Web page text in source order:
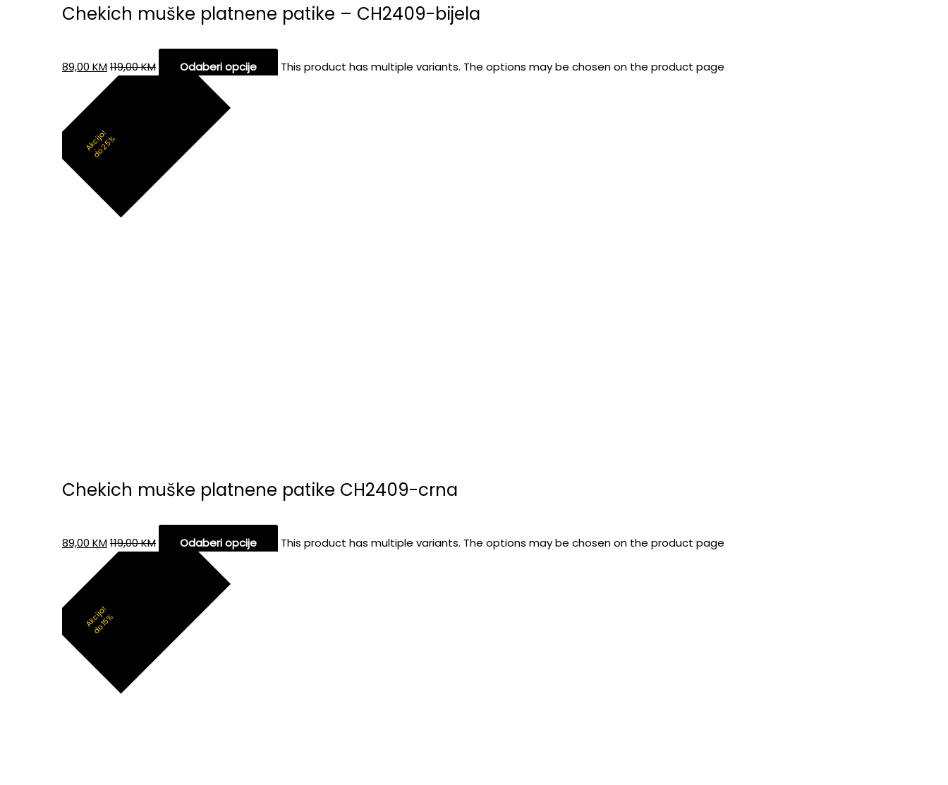
Chekich muške platnene patike – CH2409-bijela
89,00 KM119,00KM Odaberi opcije This product has multiple variants. The options may be chosen on the product page
Akcija!
do 25%
Chekich muške platnene patike CH2409-crna
89,00 KM119,00KM Odaberi opcije This product has multiple variants. The options may be chosen on the product page
Akcija!
do 15%